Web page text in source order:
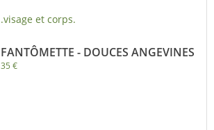
.visage et corps.
FANTÔMETTE - DOUCES ANGEVINES
35 €